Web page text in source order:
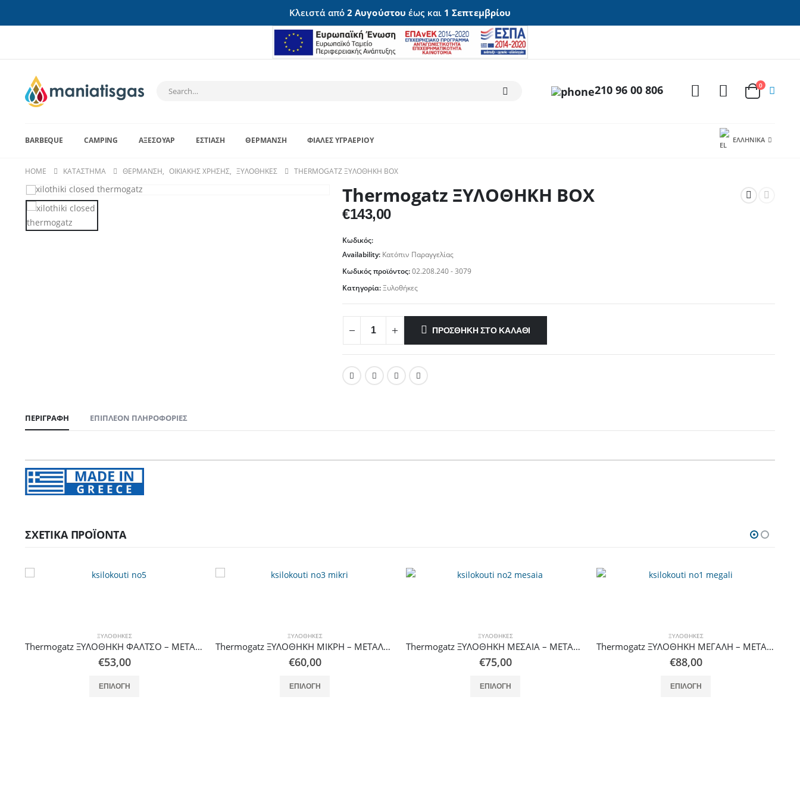
Κλειστά από 2 Αυγούστου έως και 1 Σεπτεμβρίου
210 96 00 806 0
BARBEQUE CAMPING ΑΞΕΣΟΥΆΡ ΕΣΤΊΑΣΗ ΘΈΡΜΑΝΣΗ ΦΙΆΛΕΣ ΥΓΡΑΕΡΊΟΥ ΕΛΛΗΝΙΚΆ
HOME ΚΑΤΆΣΤΗΜΑ ΘΈΡΜΑΝΣΗ, ΟΙΚΙΑΚΉΣ ΧΡΉΣΗΣ, ΞΥΛΟΘΉΚΕΣ THERMOGATZ ΞΥΛΟΘΗΚΗ BOX
Thermogatz ΞΥΛΟΘΗΚΗ BOX
€143,00
Κωδικός:
Availability: Κατόπιν Παραγγελίας
Κωδικός προϊόντος:02.208.240 - 3079
Κατηγορία:Ξυλοθήκες
ΠΡΟΣΘΉΚΗ ΣΤΟ ΚΑΛΆΘΙ
ΠΕΡΙΓΡΑΦΉ ΕΠΙΠΛΈΟΝ ΠΛΗΡΟΦΟΡΊΕΣ
ΣΧΕΤΙΚΆ ΠΡΟΪΌΝΤΑ
ΞΥΛΟΘΉΚΕΣ
Thermogatz ΞΥΛΟΘΗΚΗ ΜΙΚΡΗ – ΜΕΤΑΛΛΙΚΗ
€60,00
ΕΠΙΛΟΓΉ
ΞΥΛΟΘΉΚΕΣ
Thermogatz ΞΥΛΟΘΗΚΗ ΜΕΣΑΙΑ – ΜΕΤΑΛΛΙΚΗ
€75,00
ΕΠΙΛΟΓΉ
ΞΥΛΟΘΉΚΕΣ
Thermogatz ΞΥΛΟΘΗΚΗ ΜΕΓΑΛΗ – ΜΕΤΑΛΛΙΚΗ
€88,00
ΕΠΙΛΟΓΉ